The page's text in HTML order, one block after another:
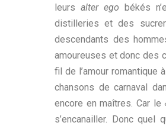
leursalter ego békés
distilleries et des
descendants des
amoureuses et donc des
fil de l’amour romantique
chansons de carnaval
encore en maîtres. Car le
s’encanailler. Donc